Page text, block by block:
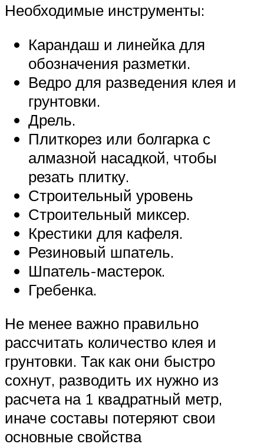
Необходимые инструменты:
Карандаш и линейка для
обозначения разметки.
Ведро для разведения клея и
грунтовки.
Дрель.
Плиткорез или болгарка с
алмазной насадкой, чтобы
резать плитку.
Строительный уровень
Строительный миксер.
Крестики для кафеля.
Резиновый шпатель.
Шпатель-мастерок.
Гребенка.
Не менее важно правильно
рассчитать количество клея и
грунтовки. Так как они быстро
сохнут, разводить их нужно из
расчета на 1 квадратный метр,
иначе составы потеряют свои
основные свойства